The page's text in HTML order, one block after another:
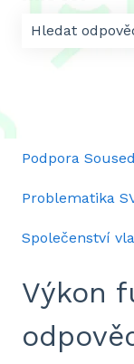
K dispozici
Podpora
Problematika
Společenství
Výkon